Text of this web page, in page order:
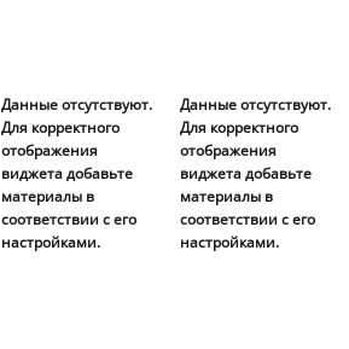
Данные отсутствуют.
Для корректного
отображения
виджета добавьте
материалы в
соответствии с его
настройками.
Данные отсутствуют.
Для корректного
отображения
виджета добавьте
материалы в
соответствии с его
настройками.